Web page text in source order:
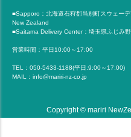
■Sapporo：北海道石狩郡当別町スウェー
New Zealand
■Saitama Delivery Center：埼玉県ふじみ
営業時間：平日10:00～17:00
TEL：050-5433-1188(平日:9:00～17:00)
MAIL：info@mariri-nz-co.jp
Copyright © mariri